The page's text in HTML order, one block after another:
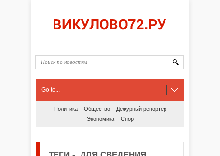
Go to...
Политика Общество
Дежурный репортер
Экономика
Спорт